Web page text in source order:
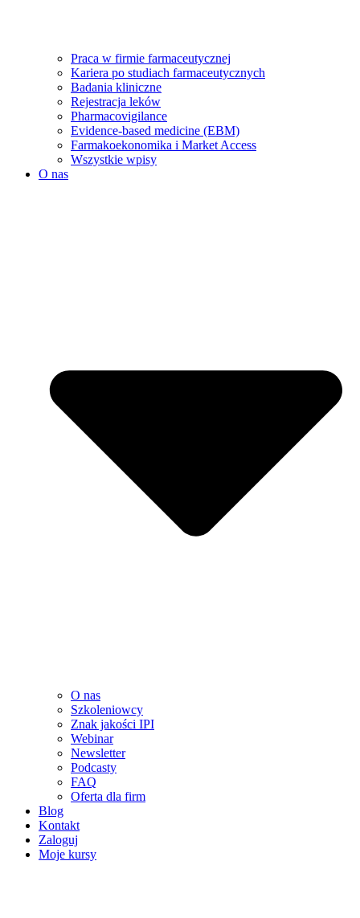
Praca w firmie farmaceutycznej
Kariera po studiach farmaceutycznych
Badania kliniczne
Rejestracja leków
Pharmacovigilance
Evidence-based medicine (EBM)
Farmakoekonomika i Market Access
Wszystkie wpisy
O nas
O nas
Szkoleniowcy
Znak jakości IPI
Webinar
Newsletter
Podcasty
FAQ
Oferta dla firm
Blog
Kontakt
Zaloguj
Moje kursy